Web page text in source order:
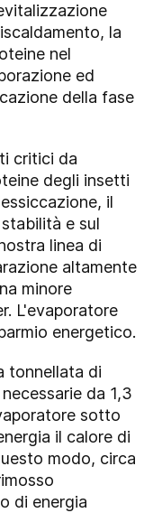
la
nel
ed
della fase
critici da
degli insetti
il
e sul
linea di
altamente
minore
L'evaporatore
energetico.
tonnellata di
da 1,3
sotto
il calore di
modo, circa
di energia